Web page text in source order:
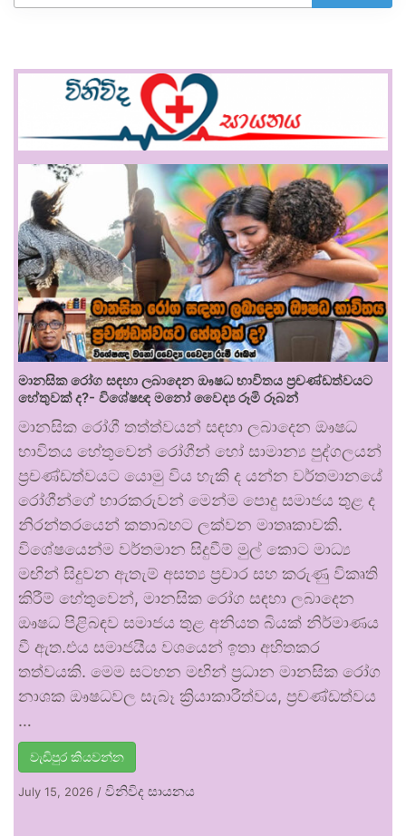
මානසික රෝග සඳහා ලබාදෙන ඖෂධ භාවිතය ප්‍රචණ්ඩත්වයට
හේතුවක් ද?- විශේෂඥ මනෝ වෛද්‍ය රූමි රූබන්
මානසික රෝගී තත්ත්වයන් සඳහා ලබාදෙන ඖෂධ
භාවිතය හේතුවෙන් රෝගීන් හෝ සාමාන්‍ය පුද්ගලයන්
ප්‍රචණ්ඩත්වයට යොමු විය හැකි ද යන්න වර්තමානයේ
රෝගීන්ගේ භාරකරුවන් මෙන්ම පොදු සමාජය තුළ ද
නිරන්තරයෙන් කතාබහට ලක්වන මාතෘකාවකි.
විශේෂයෙන්ම වර්තමාන සිදුවීම් මුල් කොට මාධ්‍ය
මඟින් සිදුවන ඇතැම් අසත්‍ය ප්‍රචාර සහ කරුණු විකෘති
කිරීම් හේතුවෙන්, මානසික රෝග සඳහා ලබාදෙන
ඖෂධ පිළිබඳව සමාජය තුළ අනියත බියක් නිර්මාණය
වී ඇත.එය සමාජයීය වශයෙන් ඉතා අහිතකර
තත්වයකි. මෙම සටහන මඟින් ප්‍රධාන මානසික රෝග
නාශක ඖෂධවල සැබෑ ක්‍රියාකාරීත්වය, ප්‍රචණ්ඩත්වය
…
වැඩිපුර කියවන්න
July 15, 2026 / විනිවිද සායනය